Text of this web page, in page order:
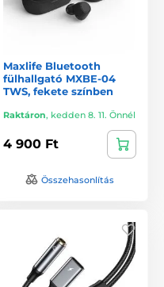
Maxlife Bluetooth
fülhallgató MXBE-04
TWS, fekete színben
Raktáron, kedden 8. 11. Önnél
4 900 Ft
Összehasonlítás